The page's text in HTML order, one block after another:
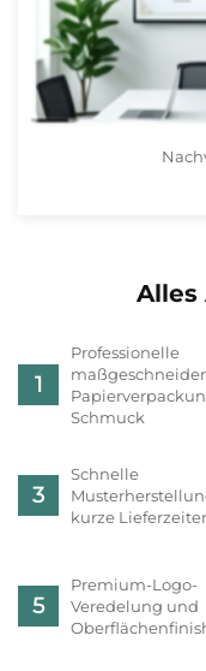
Alles
Professionelle
Schmuck
Schnelle
kurze
Premium-Logo-
Veredelung und